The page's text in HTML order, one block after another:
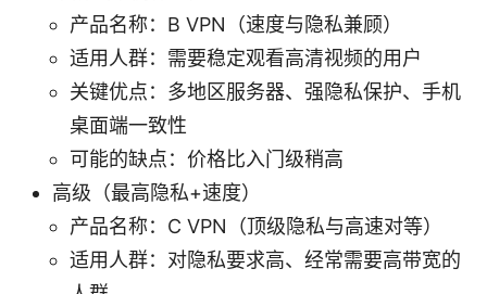
产品名称：B VPN（速度与隐私兼顾）
适用人群：需要稳定观看高清视频的用户
关键优点：多地区服务器、强隐私保护、手机
桌面端一致性
可能的缺点：价格比入门级稍高
高级（最高隐私+速度）
产品名称：C VPN（顶级隐私与高速对等）
适用人群：对隐私要求高、经常需要高带宽的